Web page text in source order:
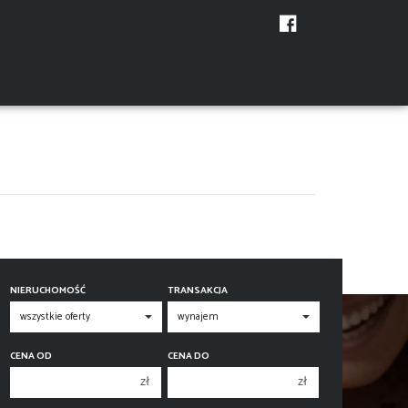
NIERUCHOMOŚĆ TRANSAKCJA
CENA OD
zł
CENA DO
zł